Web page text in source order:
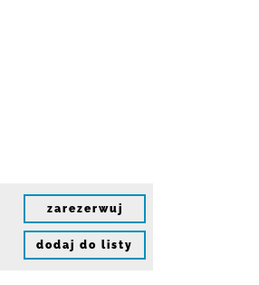
zarezerwuj
dodaj do listy